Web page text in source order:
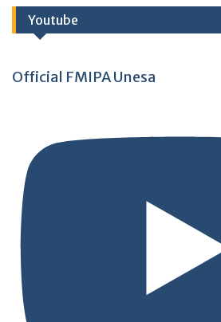
Youtube
Official FMIPA Unesa